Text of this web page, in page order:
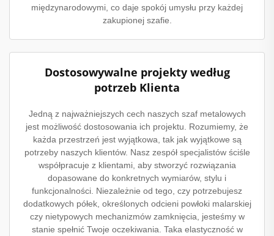
międzynarodowymi, co daje spokój umysłu przy każdej
zakupionej szafie.
Dostosowywalne projekty według
potrzeb Klienta
Jedną z najważniejszych cech naszych szaf metalowych
jest możliwość dostosowania ich projektu. Rozumiemy, że
każda przestrzeń jest wyjątkowa, tak jak wyjątkowe są
potrzeby naszych klientów. Nasz zespół specjalistów ściśle
współpracuje z klientami, aby stworzyć rozwiązania
dopasowane do konkretnych wymiarów, stylu i
funkcjonalności. Niezależnie od tego, czy potrzebujesz
dodatkowych półek, określonych odcieni powłoki malarskiej
czy nietypowych mechanizmów zamknięcia, jesteśmy w
stanie spełnić Twoje oczekiwania. Taka elastyczność w